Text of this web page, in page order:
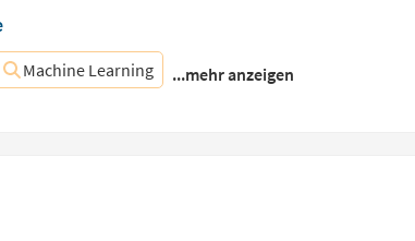
Machine Learning ...mehr anzeigen